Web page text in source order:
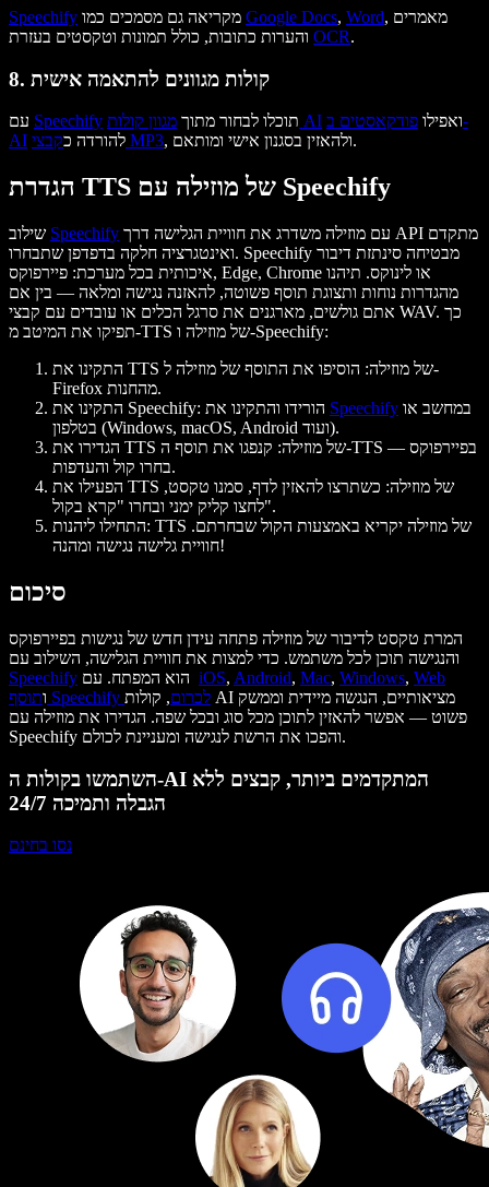
Speechify Google Docs, Word, מאמרים
OCR.
8. קולות מגוונים להתאמה אישית
Speechify תוכלו לבחור מתוך מגוון קולות AI ואפילו פודקאסטים ב-
AI
להורדה כ קבצי MP3 , ולהאזין בסגנון אישי ומותאם.
הגדרת TTS של מוזילה עם Speechify
Speechify
ואינטגרציה חלקה בדפדפן שתבחרו. Speechify מבטיחה סינתזת דיבור
איכותית בכל מערכת: פיירפוקס, Edge, Chrome או לינוקס. תיהנו
מהגדרות נוחות ותצוגת תוסף פשוטה, להאזנה נגישה ומלאה — בין אם
אתם גולשים, מארגנים את סרגל הכלים או עובדים עם קבצי WAV. כך
תפיקו את המיטב מ-TTS של מוזילה ו-Speechify:
התקינו את TTS של מוזילה: הוסיפו את התוסף של מוזילה ל-
Firefox מהחנות.
התקינו את Speechify
Speechify
בטלפון (Windows, macOS, Android ועוד).
הגדירו את TTS של מוזילה: קנפגו את תוסף ה-TTS בפיירפוקס —
בחרו קול והעדפות.
הפעילו את TTS של מוזילה: כשתרצו להאזין לדף, סמנו טקסט,
לחצו קליק ימני ובחרו "קרא בקול".
התחילו ליהנות: TTS של מוזילה יקריא באמצעות הקול שבחרתם.
חוויית גלישה נגישה ומהנה!
סיכום
המרת טקסט לדיבור של מוזילה פתחה עידן חדש של נגישות בפיירפוקס
והנגישה תוכן לכל משתמש. כדי למצות את חוויית הגלישה, השילוב עם
Speechify
iOS, Android, Mac, Windows, Web
ו
תוסף Speechify לכרום, קולות AI מציאותיים, הנגשה מיידית וממשק
פשוט — אפשר להאזין לתוכן מכל סוג ובכל שפה. הגדירו את מוזילה עם
Speechify והפכו את הרשת לנגישה ומעניינת לכולם.
השתמשו בקולות ה-AI המתקדמים ביותר, קבצים ללא
הגבלה ותמיכה 24/7
נסו בחינם